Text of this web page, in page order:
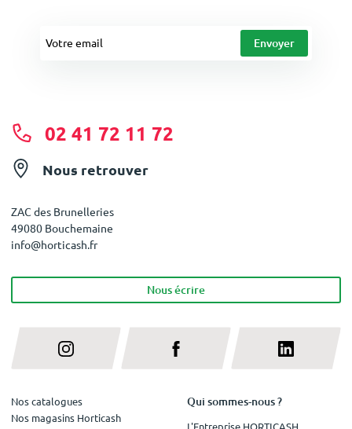
02 41 72 11 72
Nous retrouver
ZAC des Brunelleries
49080 Bouchemaine
info@horticash.fr
Nous écrire
Nos catalogues
Nos magasins Horticash
Qui sommes-nous ?
L'Entreprise HORTICASH